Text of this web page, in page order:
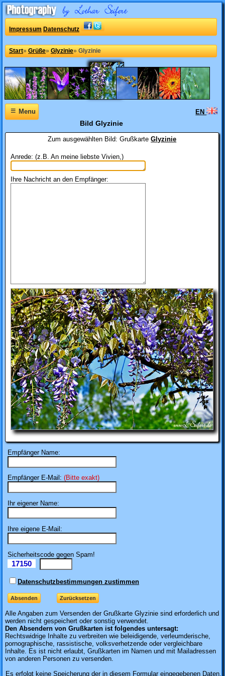
Impressum Datenschutz
Start» Grüße» Glyzinie» Glyzinie
≡Menu EN
Bild Glyzinie
Zum ausgewählten Bild:GrußkarteGlyzinie
Anrede: (z.B. An meine liebste Vivien,)
Ihre Nachricht an den Empfänger:
Empfänger Name:
Empfänger E-Mail: (Bitte exakt)
Ihr eigener Name:
Ihre eigene E-Mail:
Sicherheitscode gegen Spam!
17150
Datenschutzbestimmungen zustimmen
Alle Angaben zum Versenden der Grußkarte Glyzinie sind erforderlich und
werden nicht gespeichert oder sonstig verwendet.
Den Absendern von Grußkarten ist folgendes untersagt:
Rechtswidrige Inhalte zu verbreiten wie beleidigende, verleumderische,
pornographische, rassistische, volksverhetzende oder vergleichbare
Inhalte. Es ist nicht erlaubt, Grußkarten im Namen und mit Mailadressen
von anderen Personen zu versenden.
Es erfolgt keine Speicherung der in diesem Formular eingegebenen Daten.